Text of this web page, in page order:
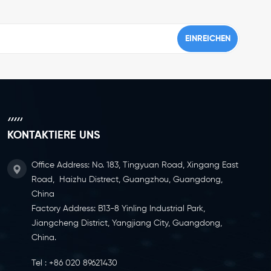
KONTAKTIERE UNS
Office Address: No. 183, Tingyuan Road, Xingang East
Road, Haizhu Distrect, Guangzhou, Guangdong,
China
Factory Address: B13-8 Yinling Industrial Park,
Jiangcheng District, Yangjiang City, Guangdong,
China.
Tel : +86 020 89621430